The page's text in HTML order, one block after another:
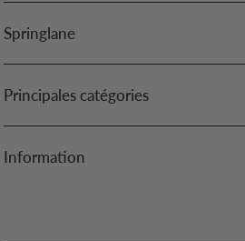
Springlane
Principales catégories
Information